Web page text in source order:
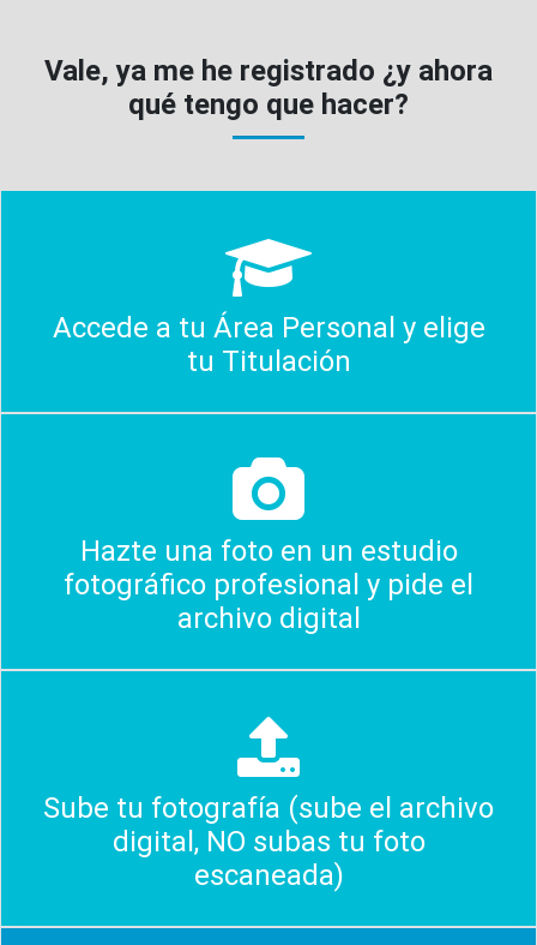
Vale, ya me he registrado ¿y ahora
qué tengo que hacer?
Accede a tu Área Personal y elige
tu Titulación
Hazte una foto en un estudio
fotográfico profesional y pide el
archivo digital
Sube tu fotografía (sube el archivo
digital, NO subas tu foto
escaneada)